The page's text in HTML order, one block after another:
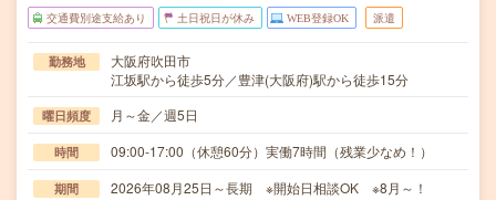
交通費別途支給あり 土日祝日が休み WEB登録OK 派遣
勤務地
大阪府吹田市
江坂駅から徒歩5分／豊津(大阪府)駅から徒歩15分
曜日頻度 月～金／週5日
時間 09:00-17:00（休憩60分）実働7時間（残業少なめ！）
期間 2026年08月25日～長期 ※開始日相談OK ※8月～！